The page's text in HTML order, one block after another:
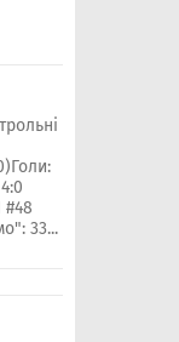
#48
33...